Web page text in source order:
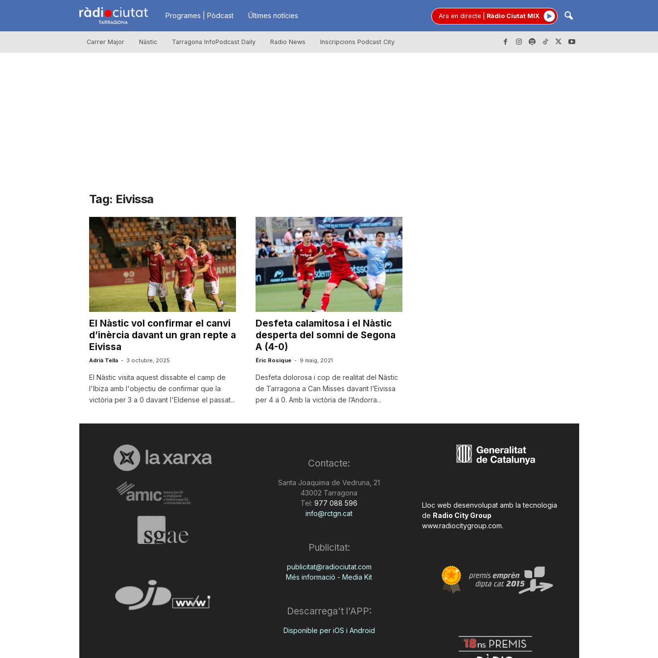
R
à
i
u
t
a
t
d
e
T
a
r
g
Programes | Pòdcast Últimes notícies Ara en directe Ràdio Ciutat MIX
Carrer Major Nàstic Tarragona InfoPodcast Daily Radio News Inscripcions Podcast City
Tag: Eivissa
El Nàstic vol confirmar el canvi
d’inèrcia davant un gran repte a
Eivissa
Adrià Tella - 3 octubre, 2025
El Nàstic visita aquest dissabte el camp de
l'Ibiza amb l'objectiu de confirmar que la
victòria per 3 a 0 davant l'Eldense el passat...
Desfeta calamitosa i el Nàstic
desperta del somni de Segona
A (4-0)
Èric Rosique - 9 maig, 2021
Desfeta dolorosa i cop de realitat del Nàstic
de Tarragona a Can Misses davant l’Eivissa
per 4 a 0. Amb la victòria de l’Andorra...
Contacte:
Santa Joaquima de Vedruna, 21
43002 Tarragona
Tel: 977 088 596
info@rctgn.cat
Publicitat:
publicitat@radiociutat.com
Més informació - Media Kit
Descarrega't l'APP:
Disponible per iOS i Android
Lloc web desenvolupat amb la tecnologia
de Radio City Group
www.radiocitygroup.com.